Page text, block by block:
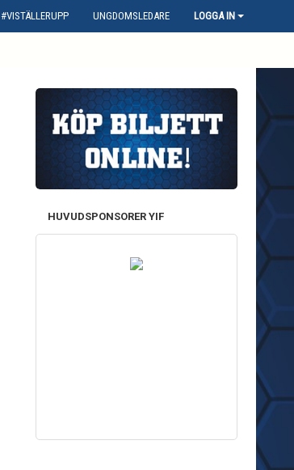
#VISTÄLLERUPP UNGDOMSLEDARE LOGGA IN
HUVUDSPONSORER YIF